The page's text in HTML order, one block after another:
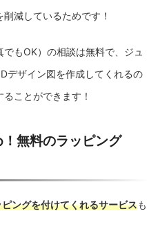
減しているためです！
もOK）の相談は無料で、ジュ
デザイン図を作成してくれるの
ことができます！
無料のラッピング
ングを付けてくれるサービスも